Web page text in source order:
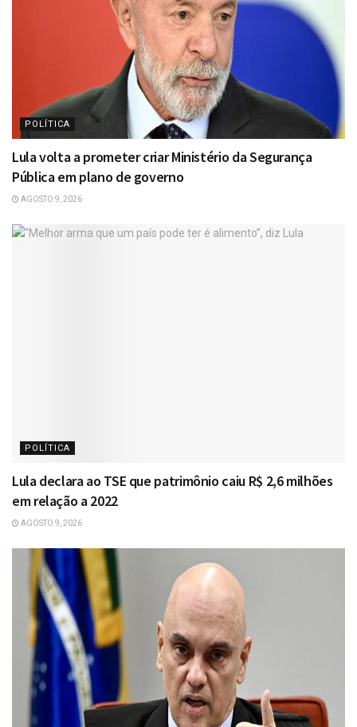
POLÍTICA
Lula volta a prometer criar Ministério da Segurança
Pública em plano de governo
AGOSTO 9, 2026
POLÍTICA
Lula declara ao TSE que patrimônio caiu R$ 2,6 milhões
em relação a 2022
AGOSTO 9, 2026